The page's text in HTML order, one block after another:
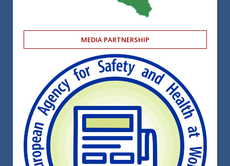
MEDIA PARTNERSHIP